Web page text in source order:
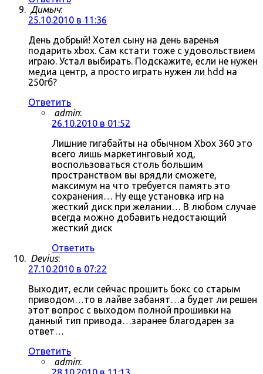
Димыч:
25.10.2010 в 11:36
День добрый! Хотел сыну на день варенья
подарить xbox. Сам кстати тоже с удовольствием
играю. Устал выбирать. Подскажите, если не нужен
медиа центр, а просто играть нужен ли hdd на
250гб?
Ответить
admin:
26.10.2010 в 01:52
Лишние гигабайты на обычном Xbox 360 это
всего лишь маркетинговый ход,
воспользоваться столь большим
пространством вы врядли сможете,
максимум на что требуется память это
сохранения… Ну еще установка игр на
жесткий диск при желании… В любом случае
всегда можно добавить недостающий
жесткий диск
Ответить
Devius:
27.10.2010 в 07:22
Выходит, если сейчас прошить бокс со старым
приводом…то в лайве забанят…а будет ли решен
этот вопрос с выходом полной прошивки на
данный тип привода…заранее благодарен за
ответ…
Ответить
admin: